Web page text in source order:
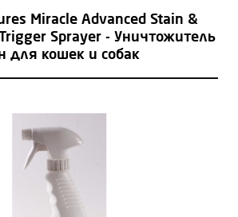
Miracle Advanced Stain &
Sprayer - Уничтожитель
для кошек и собак